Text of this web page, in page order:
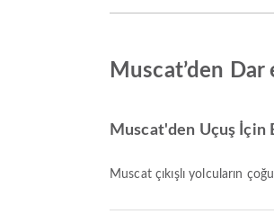
Muscat’den Dar
Muscat'den Uçuş İçin
Muscat çıkışlı yolcuların